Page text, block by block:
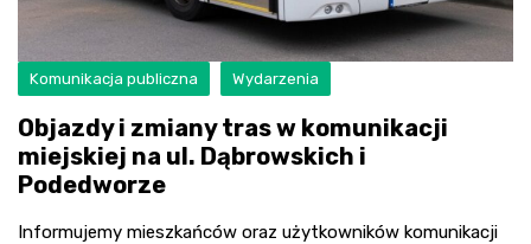
Komunikacja publiczna Wydarzenia
Objazdy i zmiany tras w komunikacji
miejskiej na ul. Dąbrowskich i
Podedworze
Informujemy mieszkańców oraz użytkowników komunikacji